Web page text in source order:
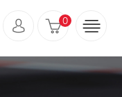
0